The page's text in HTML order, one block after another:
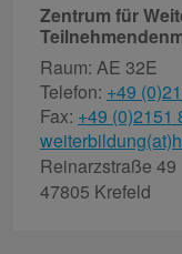
Zentrum für
Raum: AE 32E
Telefon: +49
Fax: +49 (0)2151
Reinarzstraße 49
47805 Krefeld